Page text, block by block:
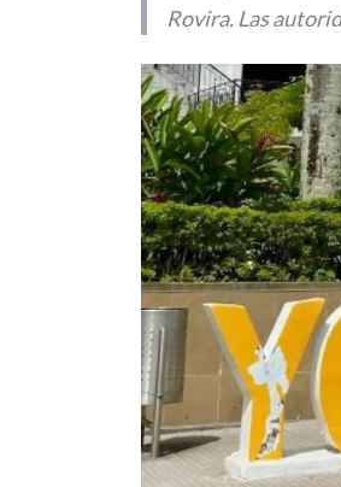
Rovira. Las